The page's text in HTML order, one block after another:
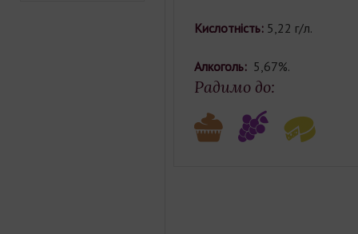
Кислотність: 5,22 г/л.
Алкоголь: 5,67%.
Радимо до: